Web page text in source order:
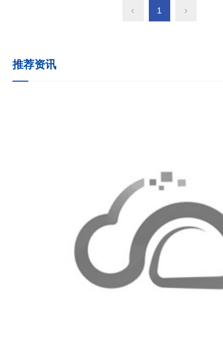
有部件及机组性能出厂前均经过严格测试，稳
1
推荐资讯